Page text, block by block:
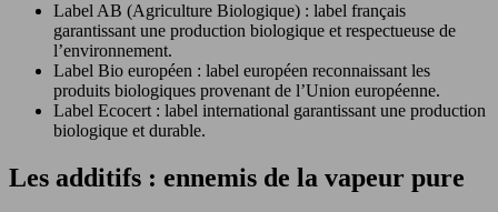
Label AB (Agriculture Biologique) : label français
garantissant une production biologique et respectueuse de
l’environnement.
Label Bio européen : label européen reconnaissant les
produits biologiques provenant de l’Union européenne.
Label Ecocert : label international garantissant une production
biologique et durable.
Les additifs : ennemis de la vapeur pure